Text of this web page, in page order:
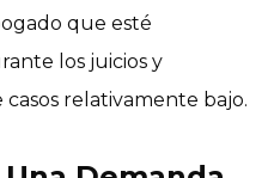
que esté
los juicios y
relativamente bajo.